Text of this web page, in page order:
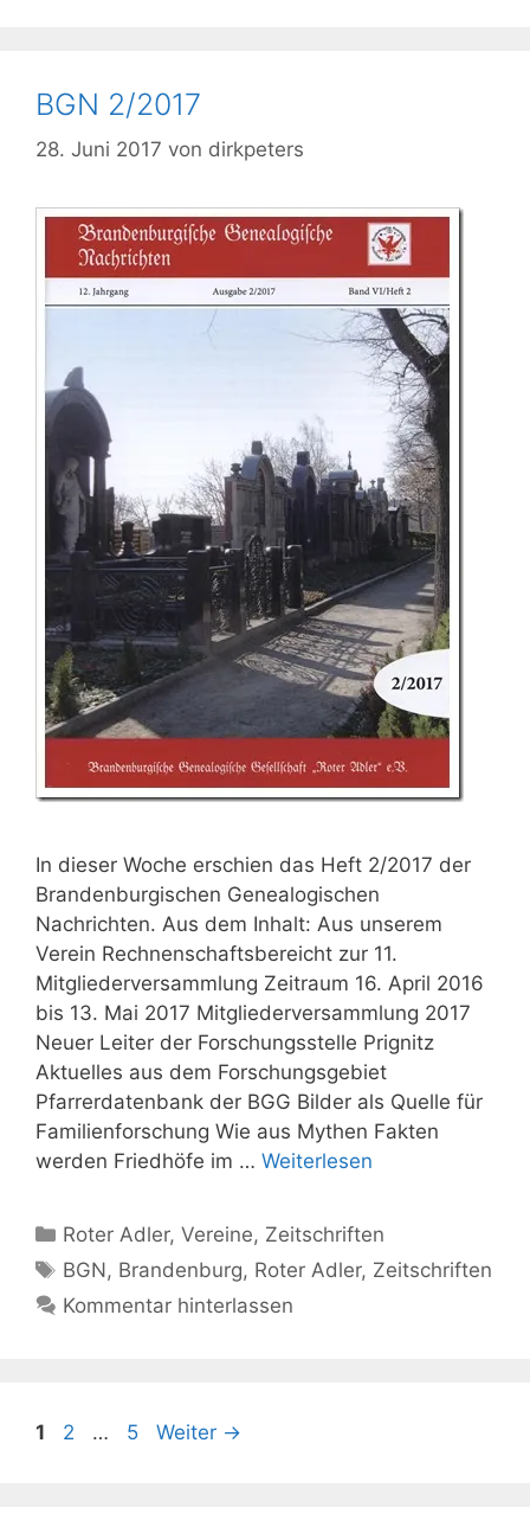
BGN 2/2017
28. Juni 2017 von dirkpeters
In dieser Woche erschien das Heft 2/2017 der
Brandenburgischen Genealogischen
Nachrichten. Aus dem Inhalt: Aus unserem
Verein Rechnenschaftsbereicht zur 11.
Mitgliederversammlung Zeitraum 16. April 2016
bis 13. Mai 2017 Mitgliederversammlung 2017
Neuer Leiter der Forschungsstelle Prignitz
Aktuelles aus dem Forschungsgebiet
Pfarrerdatenbank der BGG Bilder als Quelle für
Familienforschung Wie aus Mythen Fakten
werden Friedhöfe im … Weiterlesen
Kategorien
Roter Adler,Vereine, Zeitschriften
Schlagwörter
BGN, Brandenburg, Roter Adler, Zeitschriften
Kommentar hinterlassen
Seite
1 Seite
2 … Seite
5 Weiter →